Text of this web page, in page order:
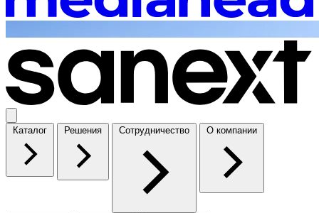
Каталог Решения Сотрудничество О компании